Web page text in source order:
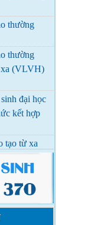
thường
thường
xa (VLVH)
đại học
kết hợp
tạo từ xa